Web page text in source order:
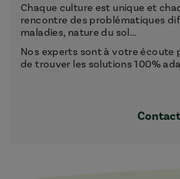
Chaque culture est unique et
rencontre des problématiques
maladies, nature du sol...
Nos experts sont à votre écoute
de trouver les solutions 100%